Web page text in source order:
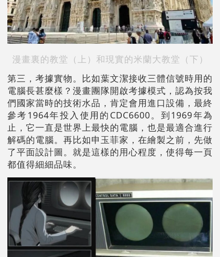
漫畫裏的教堂（上）和現實的米蘭大教堂（下）
第三，考據實物。比如葉文潔接收三體信號時用的
電腦長甚麼樣？漫畫團隊開啟考據模式，認為按我
們國家當時的技術水品，肯定會用進口設備，最終
參考1964年投入使用的CDC6600。到1969年為
止，它一直是世界上最快的電腦，也是最適合進行
解碼的電腦。再比如申玉菲家，在繪製之前，先做
了平面設計圖。就是這樣的用心程度，使得每一頁
都值得細細品味。